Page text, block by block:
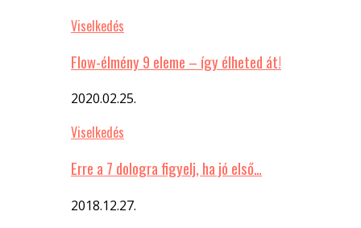
Viselkedés
Flow-élmény 9 eleme – így élheted át!
2020.02.25.
Viselkedés
Erre a 7 dologra figyelj, ha jó első…
2018.12.27.